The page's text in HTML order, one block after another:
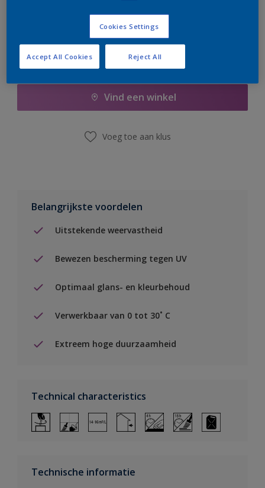
Boodschappenlijst
Vind een winkel
Voeg toe aan klus
Belangrijkste voordelen
Uitstekende weervastheid
Bewezen bescherming tegen UV
Optimaal glans- en kleurbehoud
Verwerkbaar van 0 tot 30˚ C
Extreem hoge duurzaamheid
Technical characteristics
Technische informatie
Cookies Settings
Reject All
Accept All Cookies